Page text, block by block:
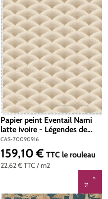
Papier peint Eventail Nami
latte ivoire - Légendes de
Casamance | Réf. CAS-
70090916
CAS-70090916
22,62 €TTC / m2
Prix régulier :
159,10 € TTC le rouleau